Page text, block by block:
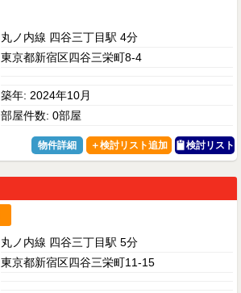
丸ノ内線 四谷三丁目駅 4分
東京都新宿区四谷三栄町8-4
築年: 2024年10月
部屋件数: 0部屋
物件詳細 検討リスト
丸ノ内線 四谷三丁目駅 5分
東京都新宿区四谷三栄町11-15